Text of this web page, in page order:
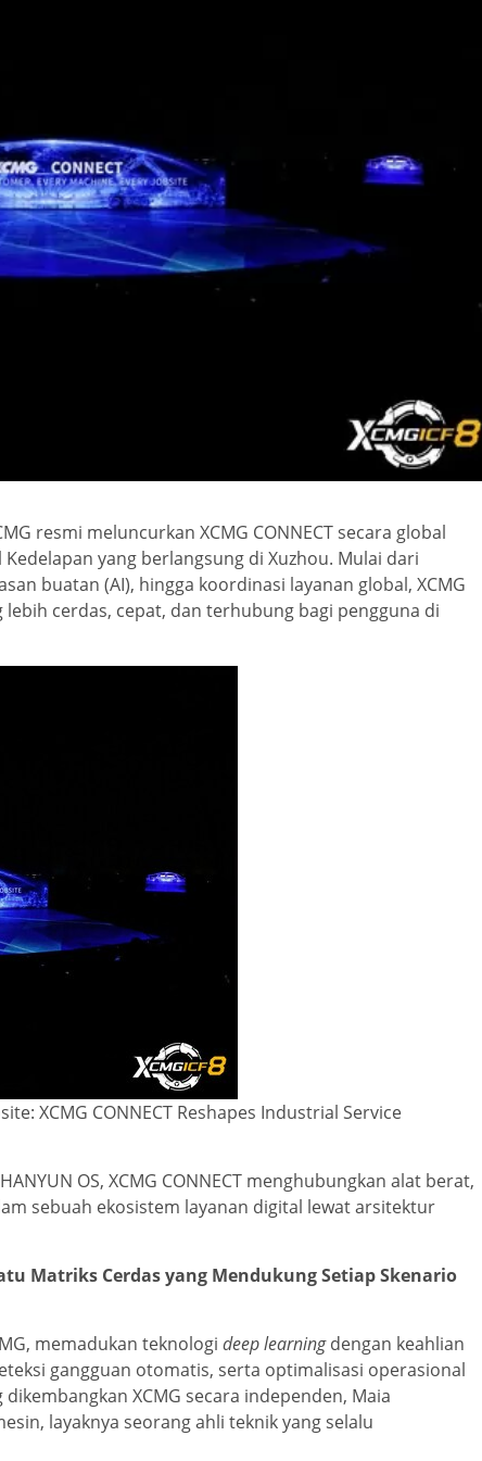
resmi meluncurkan XCMG CONNECT secara global
yang berlangsung di Xuzhou. Mulai dari
buatan (AI), hingga koordinasi layanan global, XCMG
cerdas, cepat, dan terhubung bagi pengguna di
XCMG CONNECT Reshapes Industrial Service
OS, XCMG CONNECT menghubungkan alat berat,
sebuah ekosistem layanan digital lewat arsitektur
Matriks Cerdas yang Mendukung Setiap Skenario
memadukan teknologi deep learningdengan keahlian
gangguan otomatis, serta optimalisasi operasional
XCMG secara independen, Maia
layaknya seorang ahli teknik yang selalu